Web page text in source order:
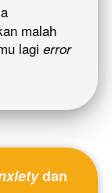
malah
lagi error